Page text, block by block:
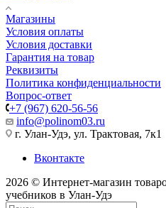
Магазины
Условия оплаты
Условия доставки
Гарантия на товар
Реквизиты
Политика конфиденциальности
Вопрос-ответ
+7 (967) 620-56-56
info@polinom03.ru
г. Улан-Удэ, ул. Трактовая, 7к1
Вконтакте
2026 © Интернет-магазин
учебников в Улан-Удэ